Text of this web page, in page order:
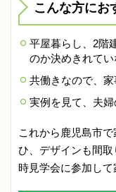
こんな方にお
平屋暮らし、2階
のか決めきれてい
共働きなので、家
実例を見て、夫婦
これから鹿児島市
ひ、デザインも間
時見学会に参加して